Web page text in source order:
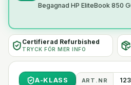
Begagnad HP EliteBook 850
Certifierad Refurbished
TRYCK FÖR MER INFO
A-KLASS ART.NR